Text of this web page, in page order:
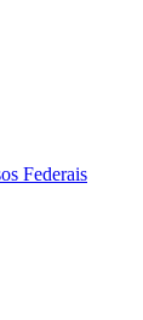
Federais